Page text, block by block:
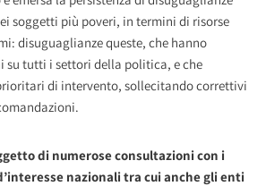
soggetti più poveri, in termini di risorse
disuguaglianze queste, che hanno
su tutti i settori della politica, e che
di intervento, sollecitando correttivi
di numerose consultazioni con i
nazionali tra cui anche gli enti